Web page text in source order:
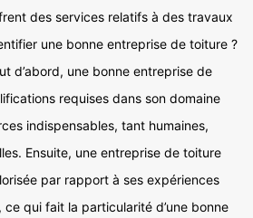
des services relatifs à des travaux
une bonne entreprise de toiture ?
d’abord, une bonne entreprise de
requises dans son domaine
indispensables, tant humaines,
Ensuite, une entreprise de toiture
par rapport à ses expériences
qui fait la particularité d’une bonne